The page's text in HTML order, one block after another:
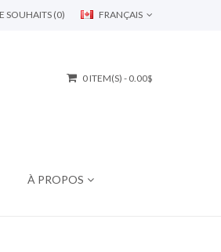
FRANÇAIS
SOUHAITS (0)
0 ITEM(S) - 0.00$
À PROPOS